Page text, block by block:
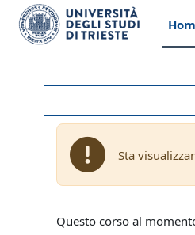
Vai al contenuto principale
Sta
Questo corso al